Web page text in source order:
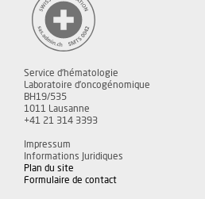
Service d'hématologie
Laboratoire d'oncogénomique
BH19/535
1011 Lausanne
+41 21 314 3393
Impressum
Informations Juridiques
Plan du site
Formulaire de contact